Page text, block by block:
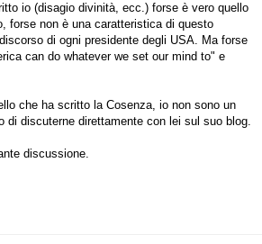
io (disagio divinità, ecc.) forse è vero quello
forse non è una caratteristica di questo
di ogni presidente degli USA. Ma forse
can do whatever we set our mind to" e
che ha scritto la Cosenza, io non sono un
discuterne direttamente con lei sul suo blog.
discussione.